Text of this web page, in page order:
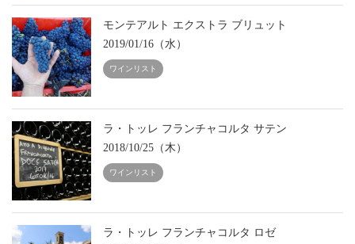
モンテアルト エクストラ ブリュット
2019/01/16（水）
ワインリスト
ラ・トッレ フランチャコルタ サテン
2018/10/25（木）
ワインリスト
ラ・トッレ フランチャコルタ ロゼ